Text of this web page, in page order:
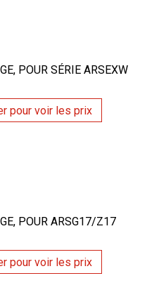
POUR SÉRIE ARSEXW
pour voir les prix
POUR ARSG17/Z17
pour voir les prix